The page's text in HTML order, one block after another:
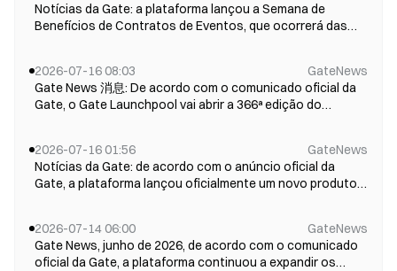
Notícias da Gate: a plataforma lançou a Semana de
Benefícios de Contratos de Eventos, que ocorrerá das
benefícios especiais: compensação pela perda na primeira
ordem para novos usuários, co...
2026-07-16 08:03
GateNews
Gate News 消息: De acordo com o comunicado oficial da
Gate, o Gate Launchpool vai abrir a 366ª edição do
2.000.000 tokens SLX, com as recompensas do airdrop
sendo creditadas automaticamente a c...
2026-07-16 01:56
GateNews
Notícias da Gate: de acordo com o anúncio oficial da
Gate, a plataforma lançou oficialmente um novo produto:
Os usuários não precisam se preocupar com margem ou
configuração de alavancagem; basta...
2026-07-14 06:00
GateNews
Gate News, junho de 2026, de acordo com o comunicado
oficial da Gate, a plataforma continuou a expandir os